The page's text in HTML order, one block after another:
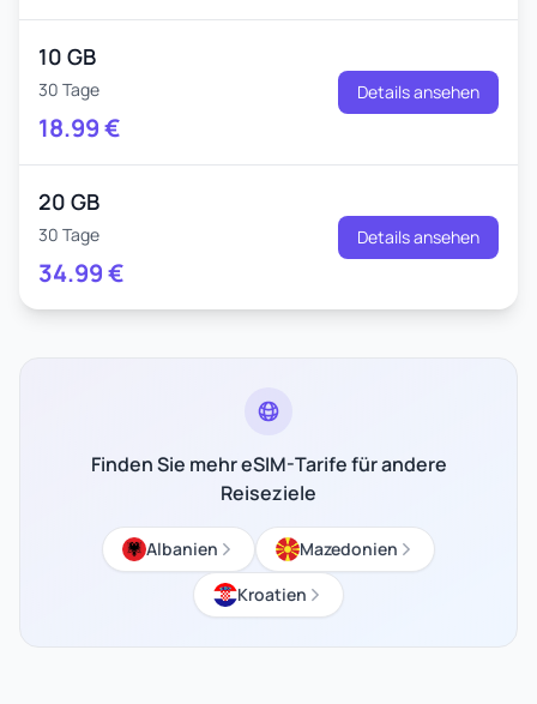
10 GB
30 Tage
18.99€
Details ansehen
20 GB
30 Tage
34.99€
Details ansehen
Finden Sie mehr eSIM-Tarife für andere
Reiseziele
Albanien
Mazedonien
Kroatien